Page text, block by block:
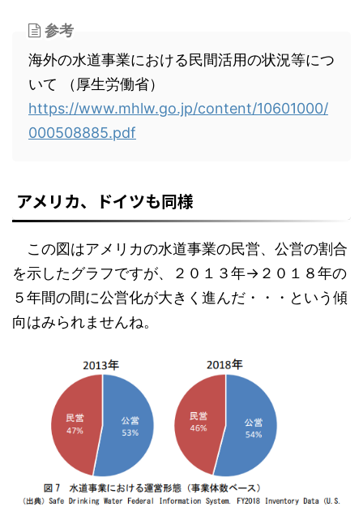
参考
海外の水道事業における民間活用の状況等につ
いて （厚生労働省）
https://www.mhlw.go.jp/content/10601000/
000508885.pdf
アメリカ、ドイツも同様
この図はアメリカの水道事業の民営、公営の割合
を示したグラフですが、２０１３年→２０１８年の
５年間の間に公営化が大きく進んだ・・・という傾
向はみられませんね。